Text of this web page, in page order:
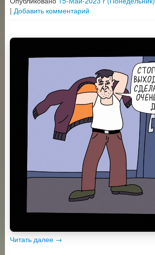
| Добавить комментарий
Читать далее →